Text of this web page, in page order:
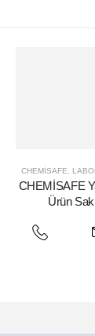
CHEMISAFE
CHEMİSAFE
Ürün